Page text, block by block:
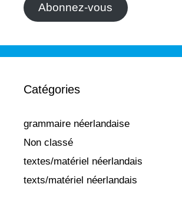
Abonnez-vous
Catégories
grammaire néerlandaise
Non classé
textes/matériel néerlandais
texts/matériel néerlandais